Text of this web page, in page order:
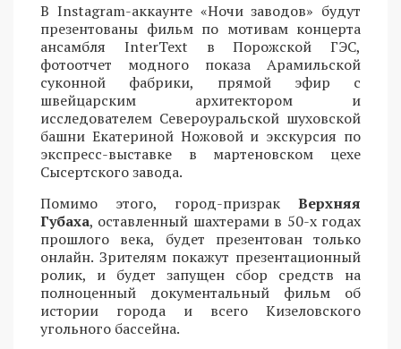
В Instagram-аккаунте «Ночи заводов» будут
презентованы фильм по мотивам концерта
ансамбля InterText в Порожской ГЭС,
фотоотчет модного показа Арамильской
суконной фабрики, прямой эфир с
швейцарским архитектором и
исследователем Североуральской шуховской
башни Екатериной Ножовой и экскурсия по
экспресс-выставке в мартеновском цехе
Сысертского завода.
Помимо этого, город-призрак Верхняя
Губаха, оставленный шахтерами в 50-х годах
прошлого века, будет презентован только
онлайн. Зрителям покажут презентационный
ролик, и будет запущен сбор средств на
полноценный документальный фильм об
истории города и всего Кизеловского
угольного бассейна.